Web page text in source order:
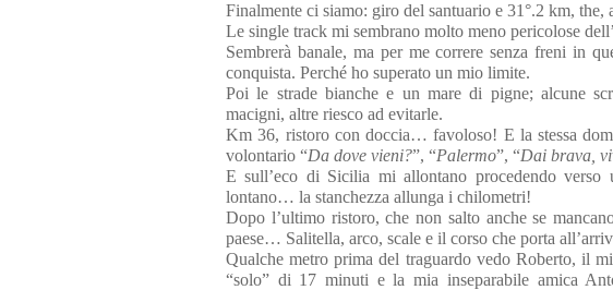
Finalmente ci siamo: giro del santuario e 31°.2 km, the,
Le single track mi sembrano molto meno pericolose
Sembrerà banale, ma per me correre senza freni in
conquista. Perché ho superato un mio limite.
Poi le strade bianche e un mare di pigne; alcune
macigni, altre riesco ad evitarle.
Km 36, ristoro con doccia… favoloso! E la stessa
volontario “Da dove vieni?”, “Palermo”, “Dai brava,
E sull’eco di Sicilia mi allontano procedendo verso
lontano… la stanchezza allunga i chilometri!
Dopo l’ultimo ristoro, che non salto anche se
paese… Salitella, arco, scale e il corso che porta
Qualche metro prima del traguardo vedo Roberto, il
“solo” di 17 minuti e la mia inseparabile amica